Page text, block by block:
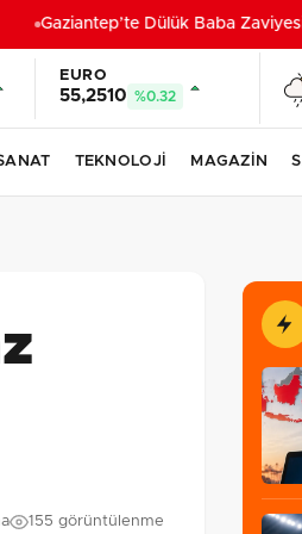
Gaziantep’te Dülük Baba
EURO
55,2510 %0.32
TEKNOLOJİ MAGAZİN
155 görüntülenme